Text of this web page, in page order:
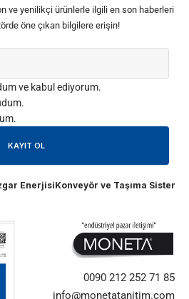
ve yenilikçi ürünlerle ilgili en son haberleri
öne çıkan bilgilere erişin!
ve kabul ediyorum.
EnerjisiKonveyör ve Taşıma
0090 212 252 71 85
info@monetatanitim.com